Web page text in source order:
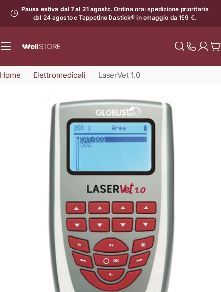
contenuto
Pausa estiva dal 7 al 21 agosto. Ordina ora: spedizione prioritaria
dal 24 agosto e Tappetino Dastick® in omaggio da 199 €.
il
Home Elettromedicali LaserVet 1.0
Apri supporto 0 in modalità modale